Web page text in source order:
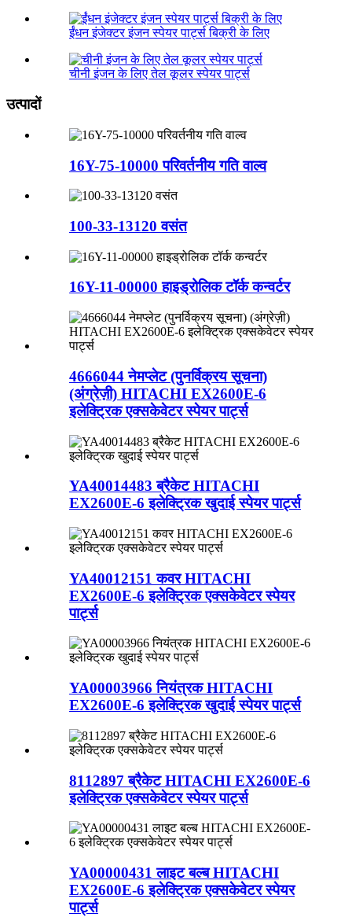
ईंधन इंजेक्टर इंजन स्पेयर पार्ट्स बिक्री के लिए
चीनी इंजन के लिए तेल कूलर स्पेयर पार्ट्स
उत्पादों
16Y-75-10000 परिवर्तनीय गति वाल्व
100-33-13120 वसंत
16Y-11-00000 हाइड्रोलिक टॉर्क कन्वर्टर
4666044 नेमप्लेट (पुनर्विक्रय सूचना)
(अंग्रेज़ी) HITACHI EX2600E-6
इलेक्ट्रिक एक्सकेवेटर स्पेयर पार्ट्स
YA40014483 ब्रैकेट HITACHI
EX2600E-6 इलेक्ट्रिक खुदाई स्पेयर पार्ट्स
YA40012151 कवर HITACHI
EX2600E-6 इलेक्ट्रिक एक्सकेवेटर स्पेयर
पार्ट्स
YA00003966 नियंत्रक HITACHI
EX2600E-6 इलेक्ट्रिक खुदाई स्पेयर पार्ट्स
8112897 ब्रैकेट HITACHI EX2600E-6
इलेक्ट्रिक एक्सकेवेटर स्पेयर पार्ट्स
YA00000431 लाइट बल्ब HITACHI
EX2600E-6 इलेक्ट्रिक एक्सकेवेटर स्पेयर
पार्ट्स